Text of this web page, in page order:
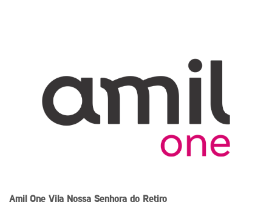
Amil One Vila Nossa Senhora do Retiro